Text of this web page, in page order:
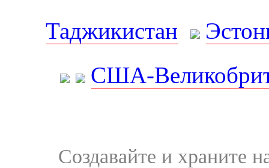
Таджикистан
США-
Создавайте и храните